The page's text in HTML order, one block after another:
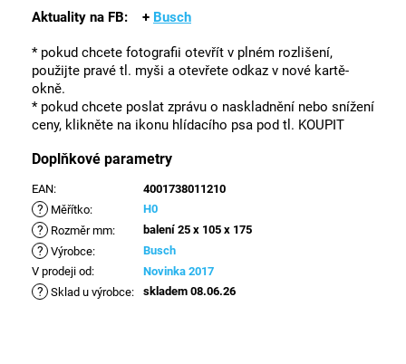
Aktuality na FB: + Busch
* pokud chcete fotografii otevřít v plném rozlišení,
použijte pravé tl. myši a otevřete odkaz v nové kartě-
okně.
* pokud chcete poslat zprávu o naskladnění nebo snížení
ceny, klikněte na ikonu hlídacího psa pod tl. KOUPIT
Doplňkové parametry
EAN: 4001738011210
? Měřítko: H0
? Rozměr mm: balení 25 x 105 x 175
? Výrobce:
Busch
V prodeji od: Novinka 2017
? Sklad u výrobce: skladem 08.06.26